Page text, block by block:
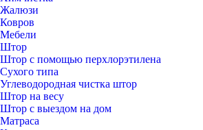
Жалюзи
Ковров
Мебели
Штор
Штор с помощью перхлорэтилена
Сухого типа
Углеводородная чистка штор
Штор на весу
Штор с выездом на дом
Матраса